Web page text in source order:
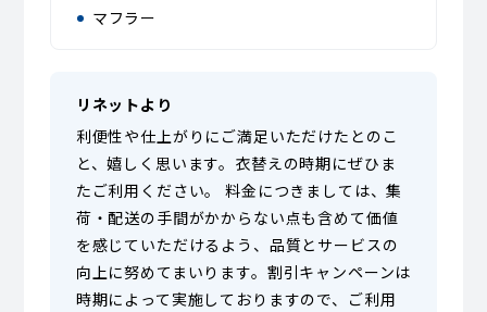
マフラー
リネットより
利便性や仕上がりにご満足いただけたとのこ
と、嬉しく思います。衣替えの時期にぜひま
たご利用ください。 料金につきましては、集
荷・配送の手間がかからない点も含めて価値
を感じていただけるよう、品質とサービスの
向上に努めてまいります。割引キャンペーンは
時期によって実施しておりますので、ご利用